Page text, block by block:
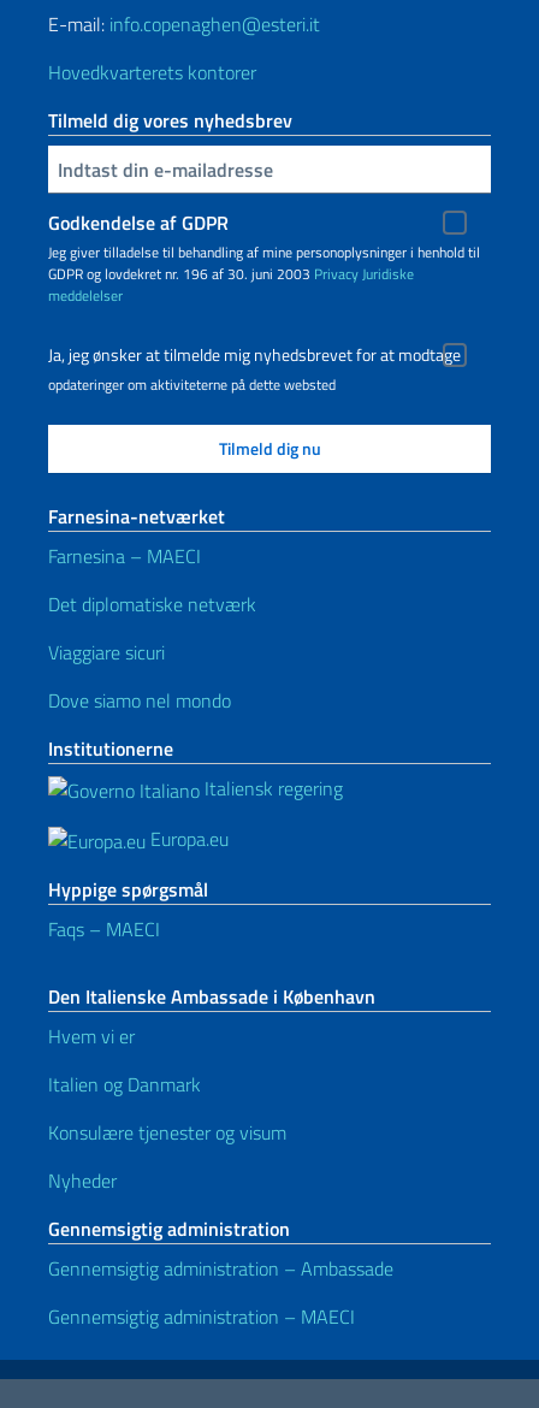
E-mail: info.copenaghen@esteri.it
Hovedkvarterets kontorer
Tilmeld dig vores nyhedsbrev
Indtast din e-mailadresse
Godkendelse af GDPR
Jeg giver tilladelse til behandling af mine personoplysninger i henhold til
GDPR og lovdekret nr. 196 af 30. juni 2003 PrivacyJuridiske
meddelelser
Ja, jeg ønsker at tilmelde mig nyhedsbrevet for at modtage
opdateringer om aktiviteterne på dette websted
Farnesina-netværket
Farnesina – MAECI
Det diplomatiske netværk
Viaggiare sicuri
Dove siamo nel mondo
Institutionerne
Italiensk regering
Europa.eu
Hyppige spørgsmål
Faqs – MAECI
Den Italienske Ambassade i København
Hvem vi er
Italien og Danmark
Konsulære tjenester og visum
Nyheder
Gennemsigtig administration
Gennemsigtig administration – Ambassade
Gennemsigtig administration – MAECI
Nyttige links